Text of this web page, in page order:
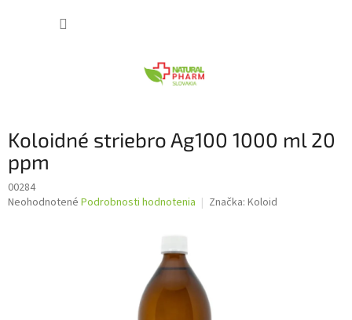
Koloidné striebro Ag100 1000 ml 20
ppm
00284
Priemerné
Neohodnotené Podrobnosti hodnotenia Značka: Koloid